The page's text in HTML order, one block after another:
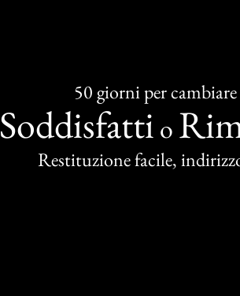
50 giorni per cambiare
Soddisfatti o
Restituzione facile,